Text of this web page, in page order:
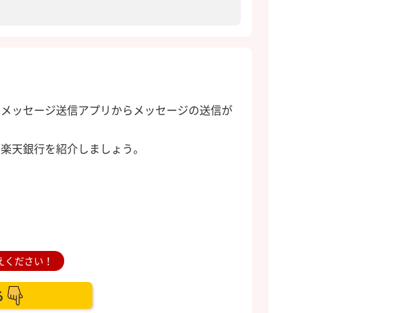
ッセージ送信アプリからメッセージの送信が
天銀行を紹介しましょう。
ください！